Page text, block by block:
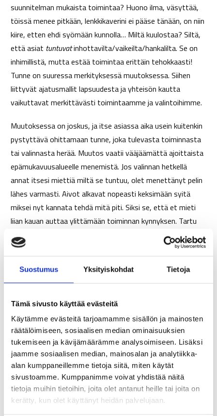
Suostumus Yksityiskohdat Tietoja
Tämä sivusto käyttää evästeitä
Käytämme evästeitä tarjoamamme sisällön ja mainosten
räätälöimiseen, sosiaalisen median ominaisuuksien
tukemiseen ja kävijämäärämme analysoimiseen. Lisäksi
jaamme sosiaalisen median, mainosalan ja analytiikka-
alan kumppaneillemme tietoja siitä, miten käytät
sivustoamme. Kumppanimme voivat yhdistää näitä
tietoja muihin tietoihin, joita olet antanut heille tai joita on
kerätty, kun olet käyttänyt heidän palvelujaan.
suunnitelman mukaista toimintaa? Huono ilma, väsyttää,
töissä menee pitkään, lenkkikaverini ei pääse tänään, on niin
kiire, etten ehdi syömään kunnolla… Miltä kuulostaa? Siltä,
että asiat tuntuvatinhottavilta/vaikeilta/hankalilta. Se on
inhimillistä, mutta estää toimintaa erittäin tehokkaasti!
Tunne on suuressa merkityksessä muutoksessa. Siihen
liittyvät ajatusmallit lapsuudesta ja yhteisön kautta
vaikuttavat merkittävästi toimintaamme ja valintoihimme.
Muutoksessa on joskus, ja itse asiassa aika usein kuitenkin
pystyttävä ohittamaan tunne, joka tulevasta toiminnasta
tai valinnasta herää. Muutos vaatii vääjäämättä ajoittaista
epämukavuusalueelle menemistä. Jos valinnan hetkellä
annat itsesi miettiä miltä se tuntuu, olet menettänyt pelin
lähes varmasti. Aivot alkavat nopeasti keksimään syitä
miksei nyt kannata tehdä mitä piti. Siksi se, että et mieti
liian kauan auttaa ylittämään toiminnan kynnyksen. Tartu
hetkeen!
”On aika olla rehellinen itselleen ja päättää mitä
haluaa.”
muutoksen. Ensimmäinen askel on aina se vaikein. Tulee
takapakkeja ja repsahduksia, mutta palataan muutoksen
tielle saman tien. Joinain päivinä eitunnusiltä, että haluat
toimia suunnitellusti. Mutta muista sinä voit
ainapäättäätoisin! Elämä on sitä, mitä me siitä teemme.
Se muodostuu tuhansista valinnoista, joita teet. Tunteet
tulevat sellaisina kuin tulevat, mutta sinä voit päättää
miten toimit!